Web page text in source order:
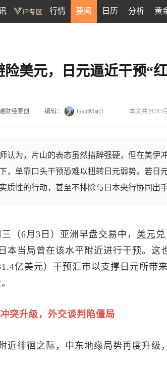
行情 要闻 日历 分析 黄
美元，日元逼近干预“
财经原创 编辑： GoldMan3 本文共2978.5
认为，片山的表态虽然措辞强硬，但在美伊
，单靠口头干预恐难以扭转日元弱势。若日
质性的行动，甚至不排除与日本央行协同出
三（6月3日）亚洲早盘交易中， 美元兑
本当局曾在该水平附近进行干预。这
亿美元）干预汇市以支撑日元所带
突升级，外交谈判陷僵局
近徘徊之际，中东地缘局势再度升级